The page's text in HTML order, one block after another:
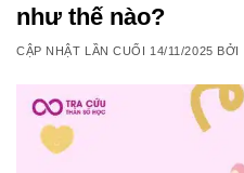
như thế nào?
CẬP NHẬT LẦN CUỐI 14/11/2025 BỞI